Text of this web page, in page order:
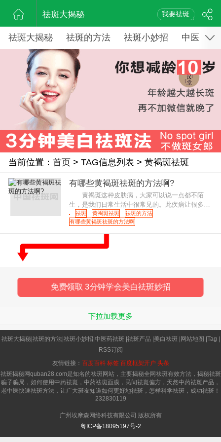
祛斑大揭秘 我要祛斑
祛斑大揭秘 祛斑的方法 祛斑小妙招 中医药祛
当前位置： 首页> TAG信息列表 > 黄褐斑祛斑
有哪些黄褐斑祛斑的方法啊?
黄褐斑这种皮肤病，大家可以说一点都不陌
生，是我们日常生活中很常见的。此疾病让很多人
感到苦恼，那么该如何祛除呢?有什么方法呢?
黄褐斑是一种由于色素的沉积而导
祛斑 黄褐斑祛斑
祛斑的方法
有哪些黄褐斑祛斑的方法啊
免费领取 3分钟学会美白祛斑妙招
下拉加载更多
祛斑大揭秘|祛斑的方法|祛斑小妙招|中医药祛斑 |祛斑产品 |美白祛斑 |网站地图 |Tag |
RSS订阅
友情链接： 百度百科 标签 百度框架开户 头条
祛斑揭秘网quban28.com是知名的祛斑网站，主要揭秘全网祛斑有效方法，揭秘祛斑
骗子骗局，如何使用中药祛斑，中药祛斑面膜，民间祛斑偏方，天然中药祛斑产品，
老中医快速祛斑方法，让广大斑友知道如何更好地祛斑，怎样科学祛斑，成功祛斑！
232830119
广州埃摩森网络科技有限公司 版权所有
粤ICP备18095197号-2